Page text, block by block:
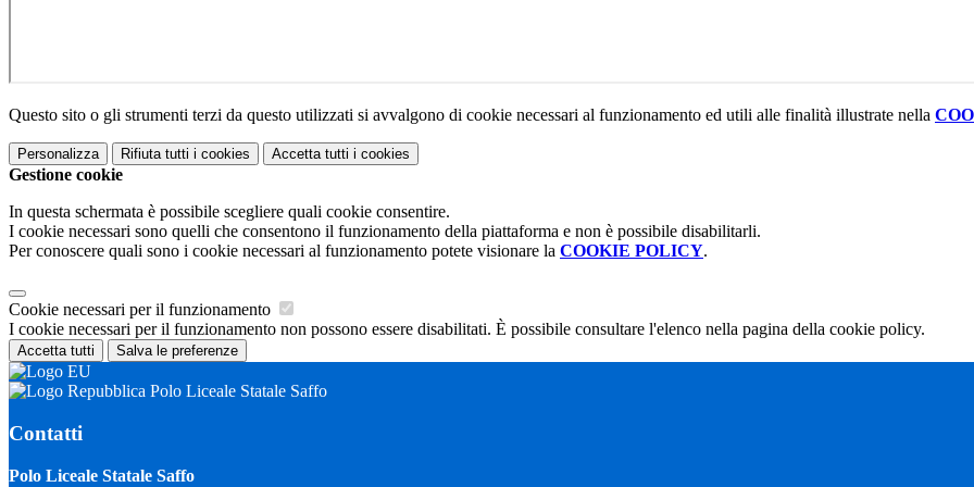
Questo sito o gli strumenti terzi da questo utilizzati si avvalgono di cookie necessari al funzionamento ed utili alle finalità illustrate nella
Personalizza Rifiuta tutti i cookies Accetta tutti i cookies
Gestione cookie
In questa schermata è possibile scegliere quali cookie consentire.
I cookie necessari sono quelli che consentono il funzionamento della piattaforma e non è possibile disabilitarli.
Per conoscere quali sono i cookie necessari al funzionamento potete visionare la COOKIE POLICY.
Cookie necessari per il funzionamento
I cookie necessari per il funzionamento non possono essere disabilitati. È possibile consultare l'elenco nella pagina della cookie policy.
Accetta tutti Salva le preferenze
Polo Liceale Statale Saffo
Contatti
Polo Liceale Statale Saffo